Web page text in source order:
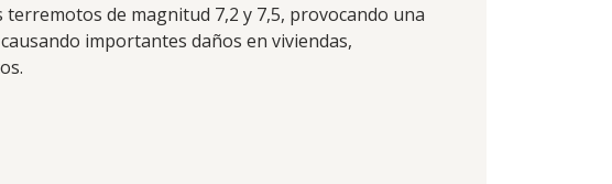
de magnitud 7,2 y 7,5, provocando una
importantes daños en viviendas,